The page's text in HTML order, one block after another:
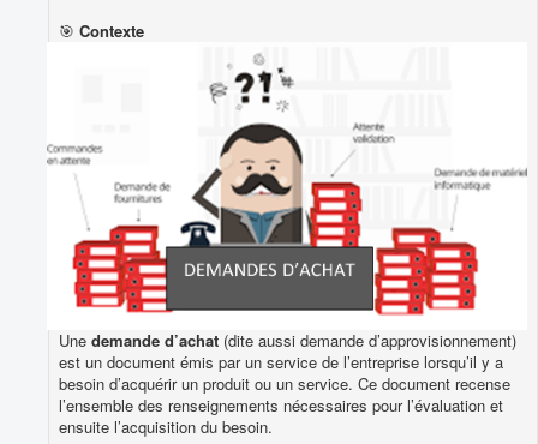
🎯 Contexte
Une demande d’achat (dite aussi demande d’approvisionnement)
est un document émis par un service de l’entreprise lorsqu’il y a
besoin d’acquérir un produit ou un service. Ce document recense
l’ensemble des renseignements nécessaires pour l’évaluation et
ensuite l’acquisition du besoin.